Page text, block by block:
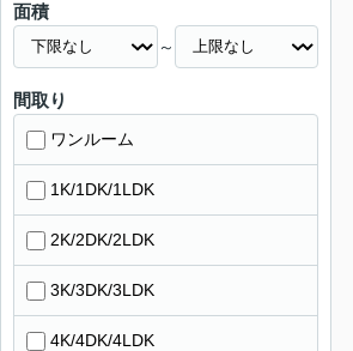
面積
～
間取り
ワンルーム
1K/1DK/1LDK
2K/2DK/2LDK
3K/3DK/3LDK
4K/4DK/4LDK